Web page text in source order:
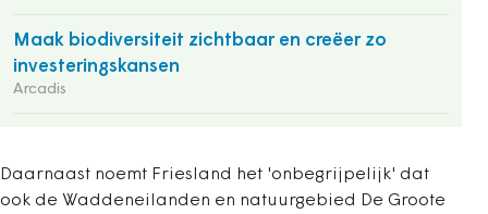
Maak biodiversiteit zichtbaar en creëer zo
investeringskansen
Arcadis
Daarnaast noemt Friesland het 'onbegrijpelijk' dat
ook de Waddeneilanden en natuurgebied De Groote